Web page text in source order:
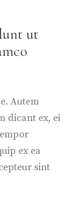
ut
Autem
dicant ex, ei
ex ea
sint